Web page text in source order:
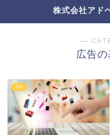
株式会社アド
―
広告
広告